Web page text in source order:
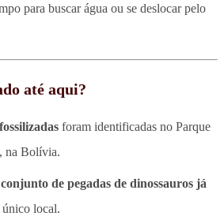
para buscar água ou se deslocar pelo
até aqui?
foram identificadas no Parque
na Bolívia.
de pegadas de dinossauros já
único local.